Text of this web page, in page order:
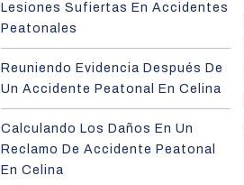
Lesiones Sufiertas En Accidentes
Peatonales
Reuniendo Evidencia Después De
Un Accidente Peatonal En Celina
Calculando Los Daños En Un
Reclamo De Accidente Peatonal
En Celina